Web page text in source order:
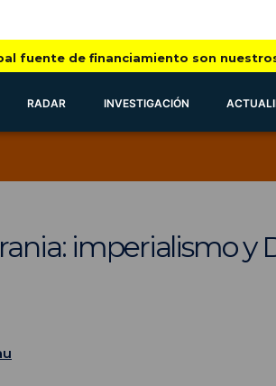
fuente de financiamiento son
RADAR INVESTIGACIÓN
imperialismo y